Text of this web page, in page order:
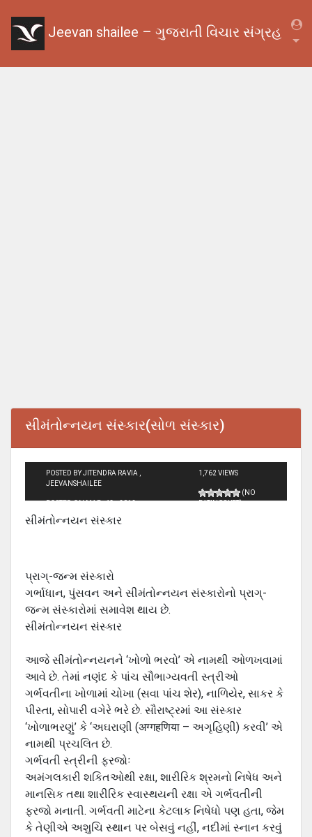
Jeevan shailee – ગુજરાતી વિચાર સંગ્રહ
સીમંતોન્‍નયન સંસ્‍કાર(સોળ સંસ્કાર)
POSTED BY JITENDRA RAVIA ,
JEEVANSHAILEE
POSTED ON MAR - 13 - 2012
1,762 VIEWS
(NO
RATINGS YET)
સીમંતોન્‍નયન સંસ્‍કાર
પ્રાગ્-જન્‍મ સંસ્‍કારો
ગર્ભાધાન, પુંસવન અને સીમંતોન્‍નયન સંસ્‍કારોનો પ્રાગ્-
જન્‍મ સંસ્‍કારોમાં સમાવેશ થાય છે.
સીમંતોન્‍નયન સંસ્‍કાર
આજે સીમંતોન્‍નયનને ‘ખોળો ભરવો’ એ નામથી ઓળખવામાં
આવે છે. તેમાં નણંદ કે પાંચ સૌભાગ્‍યવતી સ્‍ત્રીઓ
ગર્ભવતીના ખોળામાં ચોખા (સવા પાંચ શેર), નાળિયેર, સાકર કે
પીસ્‍તા, સોપારી વગેરે ભરે છે. સૌરાષ્‍ટ્રમાં આ સંસ્‍કાર
‘ખોળાભરણું’ કે ‘અઘરાણી (अग्गहणिया – અગૃહિણી) કરવી’ એ
નામથી પ્રચલિત છે.
ગર્ભવતી સ્‍ત્રીની ફરજોઃ
અમંગલકારી શકિતઓથી રક્ષા, શારીરિક શ્રમનો નિષેધ અને
માનસિક તથા શારીરિક સ્‍વાસ્‍થયની રક્ષા એ ગર્ભવતીની
ફરજો મનાતી. ગર્ભવતી માટેના કેટલાક નિષેધો પણ હતા, જેમ
કે તેણીએ અશુચિ સ્‍થાન પર બેસવું નહીં, નદીમાં સ્‍નાન કરવું